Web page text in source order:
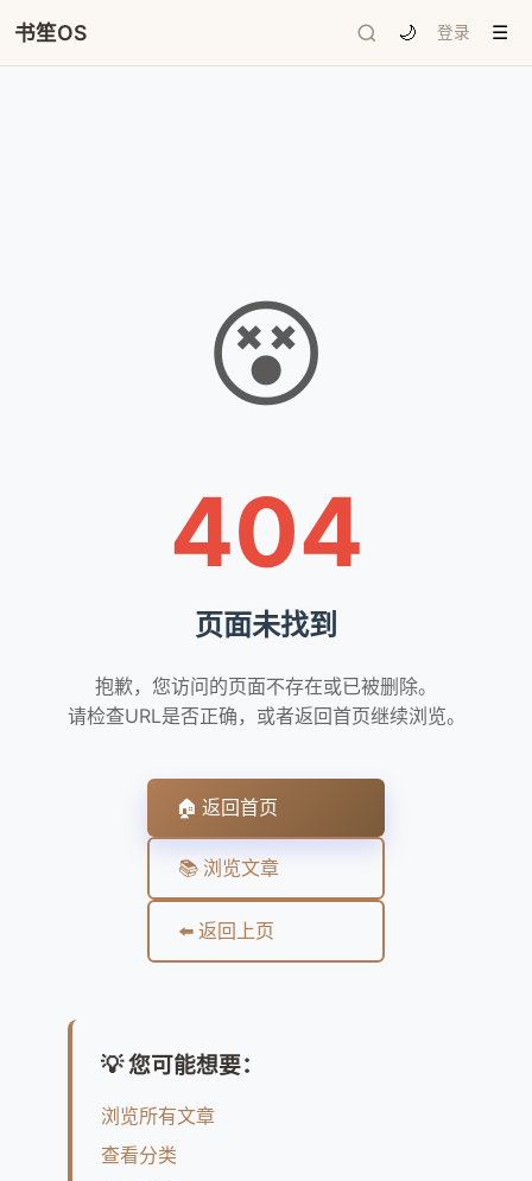
书笙OS 🌙 登录 ☰
😵
404
页面未找到
抱歉，您访问的页面不存在或已被删除。
请检查URL是否正确，或者返回首页继续浏览。
🏠 返回首页
📚 浏览文章
⬅️ 返回上页
💡 您可能想要：
浏览所有文章
查看分类